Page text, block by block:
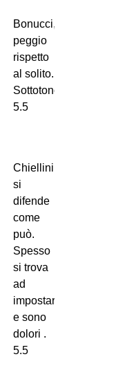
Bonucci,
peggio
rispetto
al solito.
Sottotono.
5.5
Chiellini,
si
difende
come
può.
Spesso
si trova
ad
impostare
e sono
dolori .
5.5